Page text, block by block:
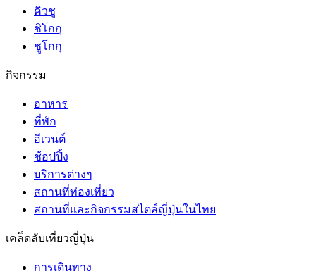
คิวชู
ชิโกกุ
ชูโกกุ
กิจกรรม
อาหาร
ที่พัก
อีเวนต์
ช้อปปิ้ง
บริการต่างๆ
สถานที่ท่องเที่ยว
สถานที่และกิจกรรมสไตล์ญี่ปุ่นในไทย
เคล็ดลับเที่ยวญี่ปุ่น
การเดินทาง